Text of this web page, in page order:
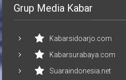
Grup Media Kabar
Kabarsidoarjo.com
Kabarsurabaya.com
Suaraindonesia.net